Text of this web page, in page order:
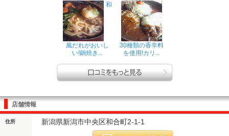
和
風だれがおいし
い!鍋焼き...
30種類の香辛料
を使用!カリ...
店舗情報
住所 新潟県新潟市中央区和合町2-1-1